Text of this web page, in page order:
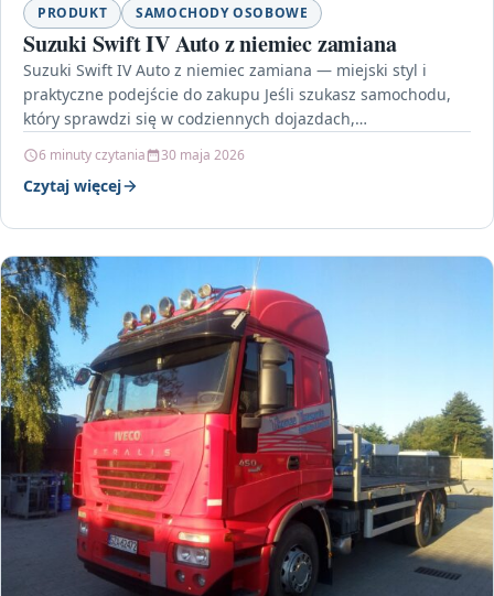
PRODUKT SAMOCHODY OSOBOWE
Suzuki Swift IV Auto z niemiec zamiana
Suzuki Swift IV Auto z niemiec zamiana — miejski styl i
praktyczne podejście do zakupu Jeśli szukasz samochodu,
który sprawdzi się w codziennych dojazdach,…
6 minuty czytania 30 maja 2026
Czytaj więcej